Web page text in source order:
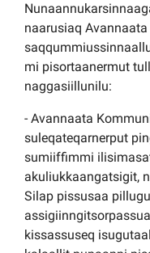
naarusiaq
mi pisortaanermut
naggasiillunilu:
- Avannaata
suleqateqarnerput
sumiiffimmi
akuliukkaangatsigit,
Silap pissusaa
kissassuseq